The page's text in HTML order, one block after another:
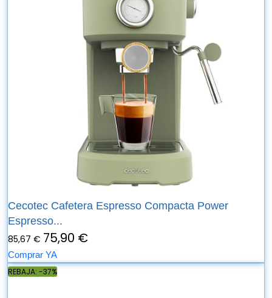
Cecotec Cafetera Espresso Compacta Power
Espresso...
85,67 € 75,90 €
Comprar YA
REBAJA: -37%